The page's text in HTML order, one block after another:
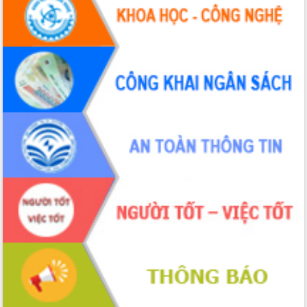
hiện nhiệm vụ quản lý tài sản công
hàng tuần
Tháo gỡ những vướng mắc, đẩy mạnh
công tác cải cách thủ tục hành chính
tại Trung tâm Phục vụ hành chính
công tỉnh
Đắk Lắk: Tôn vinh 46 giải pháp tại Hội
thi Sáng tạo Kỹ thuật 2024 - 2025
Đắk Lắk rà soát, điều chỉnh Đề án 190
về phát triển nuôi trồng thủy sản
Phó Chủ tịch UBND tỉnh Đắk Lắk
Trương Công Thái kiểm tra thực địa
Dự án cao tốc Khánh Hòa - Buôn Ma
Thuột
Định vị cà phê Việt Nam như một “di
sản sống” trong dòng chảy toàn cầu
Xây dựng nông thôn mới: Nâng cao đời
sống người dân từ những mô hình thiết
thực
Quyết liệt tháo gỡ vướng mắc, đẩy